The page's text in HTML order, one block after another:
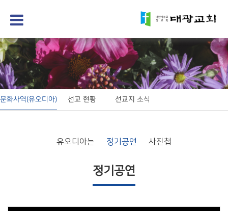
문화사역(유오디아) 선교 현황 선교지 소식
유오디아는 정기공연 사진첩
정기공연